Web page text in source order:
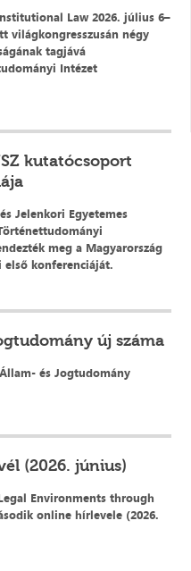
Law 2026. július 6–
világkongresszusán négy
tagjává
Intézet
kutatócsoport
Jelenkori Egyetemes
meg a Magyarország
első konferenciáját.
új száma
és Jogtudomány
(2026. június)
Environments through
online hírlevele (2026.